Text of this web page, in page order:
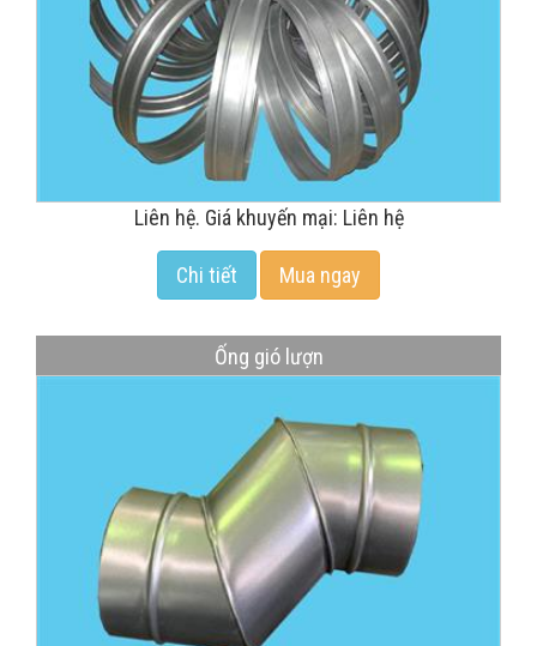
Liên hệ. Giá khuyến mại: Liên hệ
Chi tiết Mua ngay
Ống gió lượn